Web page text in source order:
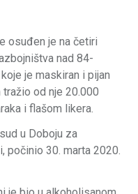
osuđen je na četiri
nad 84-
je maskiran i pijan
od nje 20.000
i flašom likera.
u Doboju za
počinio 30. marta 2020.